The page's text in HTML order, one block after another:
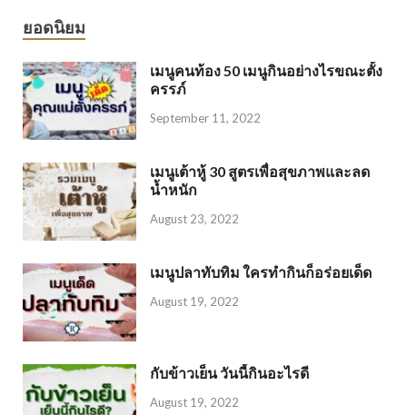
ยอดนิยม
เมนูคนท้อง 50 เมนูกินอย่างไรขณะตั้ง
ครรภ์
September 11, 2022
เมนูเต้าหู้ 30 สูตรเพื่อสุขภาพและลด
น้ำหนัก
August 23, 2022
เมนูปลาทับทิม ใครทำกินก็อร่อยเด็ด
August 19, 2022
กับข้าวเย็น วันนี้กินอะไรดี
August 19, 2022